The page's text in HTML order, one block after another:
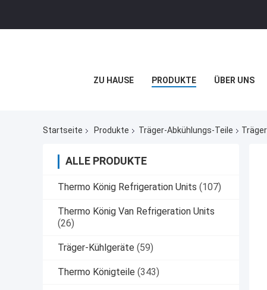
ZU HAUSE PRODUKTE ÜBER UNS
Startseite Produkte Träger-Abkühlungs-Teile
ALLE PRODUKTE
Thermo König Refrigeration Units (107)
Thermo König Van Refrigeration Units
(26)
Träger-Kühlgeräte (59)
Thermo Königteile (343)